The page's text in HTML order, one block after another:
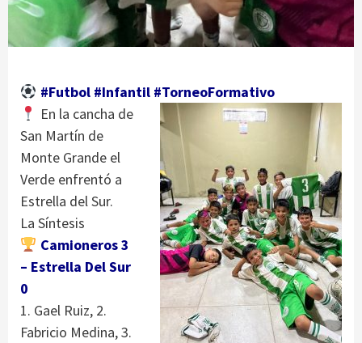
#Futbol #Infantil #TorneoFormativo
En la cancha de
San Martín de
Monte Grande el
Verde enfrentó a
Estrella del Sur.
La Síntesis
Camioneros 3
– Estrella Del Sur
0
1. Gael Ruiz, 2.
Fabricio Medina, 3.